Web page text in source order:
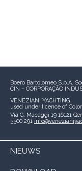
Boero Bartolomeo S.p.A.
CIN – CORPORAÇÃO
VENEZIANI YACHTING
used under licence of
Via G. Macaggi 19 16121
5500.291
NIEUWS